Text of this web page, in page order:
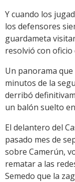
Y cuando los
los defensores
guardameta
resolvió con oficio
Un panorama
minutos de la
derribó
un balón suelto
El delantero del
pasado mes de
sobre Camerún,
rematar a las
Semedo que la